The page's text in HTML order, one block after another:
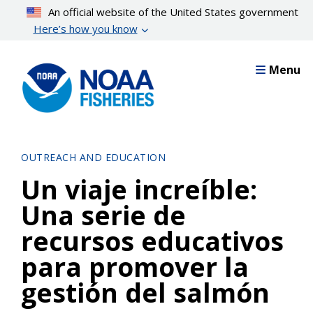
content
An official website of the United States government
Here’s how you know
Menu
OUTREACH AND EDUCATION
Un viaje increíble:
Una serie de
recursos educativos
para promover la
gestión del salmón